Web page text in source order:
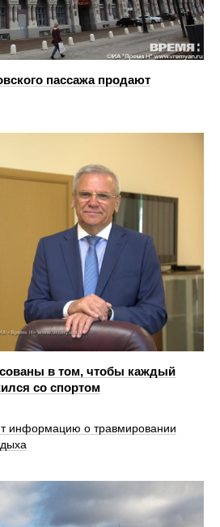
пассажа продают
в том, чтобы каждый
со спортом
информацию о травмировании